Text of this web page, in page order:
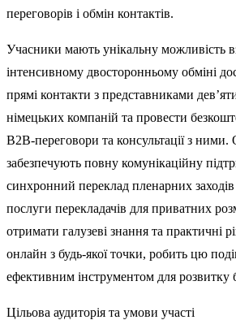
переговорів і обмін контактів.
Учасники мають унікальну можливість
інтенсивному двосторонньому обміні
прямі контакти з представниками
німецьких компаній та провести
B2B-переговори та консультаціїз ними.
забезпечують повну комунікаційну
синхронний переклад пленарних заходів
послуги перекладачів для приватних
отримати галузеві знання та практичні
онлайн з будь-якої точки, робить цю
ефективним інструментом для розвитку
Цільова аудиторія та умови участі